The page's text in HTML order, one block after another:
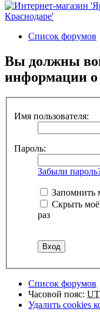
Список форумов
Вы должны
информации о
Имя пользователя:
Пароль:
Забыли
Запомнить
Скрыть
раз
Список форумов
Часовой пояс:
Удалить cookies